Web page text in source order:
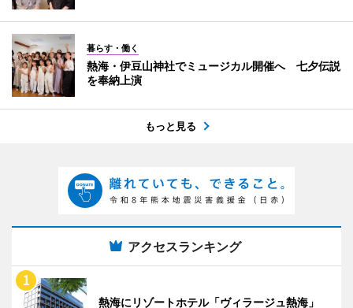
暮らす・働く
熱海・伊豆山神社でミュージカル開催へ 七夕伝説
を奉納上演
もっと見る
アクセスランキング
熱海にリゾートホテル「ヴィラージュ熱海」